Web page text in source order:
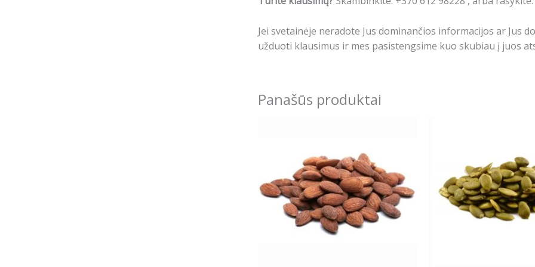
Jei svetainėje neradote Jus dominančios informacijos ar Jus
užduoti klausimus ir mes pasistengsime kuo skubiau į juos
Panašūs produktai
through
13.99€
has
multiple
variants.
The
options
may
has
The